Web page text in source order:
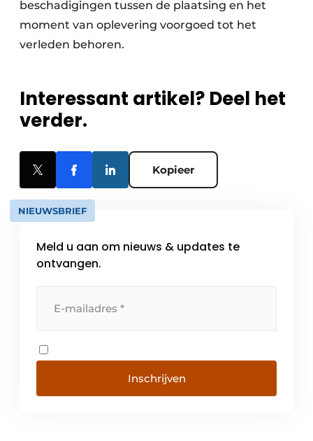
beschadigingen tussen de plaatsing en het
moment van oplevering voorgoed tot het
verleden behoren.
Interessant artikel? Deel het
verder.
Kopieer
NIEUWSBRIEF
Meld u aan om nieuws & updates te
ontvangen.
Inschrijven